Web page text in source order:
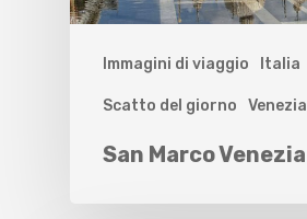
Immagini di viaggio Italia
Scatto del giorno Venezia
San Marco Venezia